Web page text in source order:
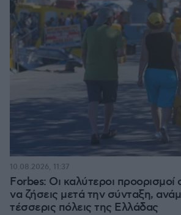
Forbes: Οι καλύτεροι προορισμοί
να ζήσεις μετά την σύνταξη,
τέσσερις πόλεις της Ελλάδας
10.08.2026, 11:37